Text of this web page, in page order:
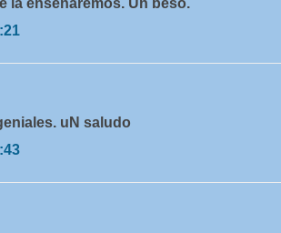
la enseñaremos. Un beso.
uN saludo